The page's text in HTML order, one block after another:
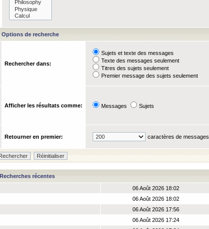
Options de recherche
Rechercher dans:
Sujets et texte des messages
Texte des messages seulement
Titres des sujets seulement
Premier message des sujets seulement
Afficher les résultats comme: Messages Sujets
Retourner en premier: caractères de messages
Recherches récentes
06 Août 2026 18:02
06 Août 2026 18:02
06 Août 2026 17:56
06 Août 2026 17:24